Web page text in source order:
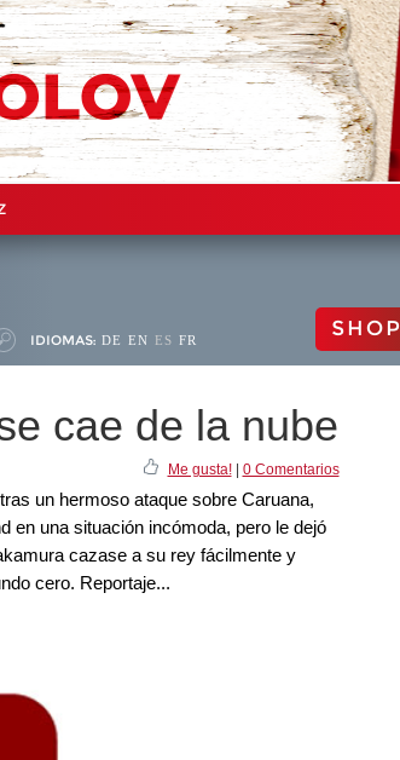
IDIOMAS: DE EN ES FR SHOP
cae de la nube
Me gusta!| 0 Comentarios
un hermoso ataque sobre Caruana,
en una situación incómoda, pero le dejó
cazase a su rey fácilmente y
cero. Reportaje...